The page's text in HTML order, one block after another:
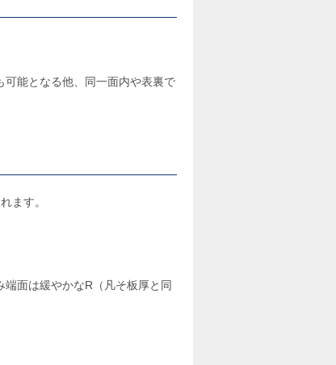
能となる他、同一面内や表裏で
ます。
面は緩やかなR（凡そ板厚と同